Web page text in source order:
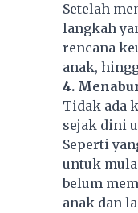
Setelah
langkah
rencana
anak,
4.
Tidak ada
sejak dini
Seperti
untuk
belum
anak dan